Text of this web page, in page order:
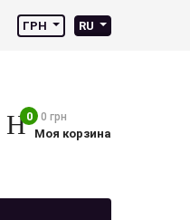
ГРН RU
0 0 грн
Моя корзина